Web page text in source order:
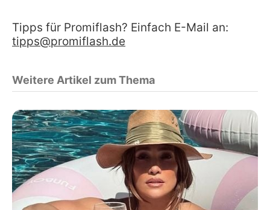
Tipps für Promiflash? Einfach E-Mail an:
tipps@promiflash.de
Weitere Artikel zum Thema